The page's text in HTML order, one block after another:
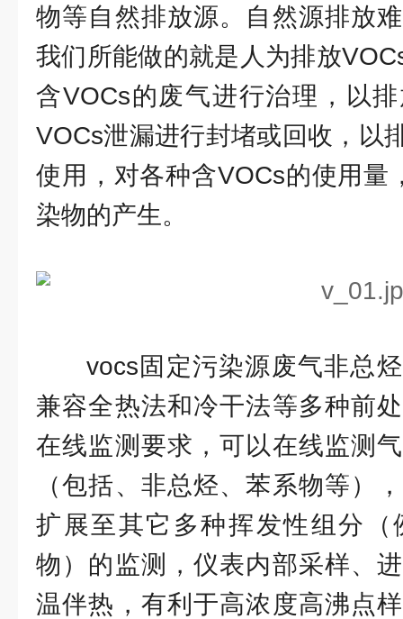
物等自然排放源。自然源排放
我们所能做的就是人为排放
含VOCs的废气进行治理，以
VOCs泄漏进行封堵或回收，以
使用，对各种含VOCs的使用量
染物的产生。
vocs固定污染源废气非总
兼容全热法和冷干法等多种前
在线监测要求，可以在线监测
（包括、非总烃、苯系物等）
扩展至其它多种挥发性组分（
物）的监测，仪表内部采样、
温伴热，有利于高浓度高沸点